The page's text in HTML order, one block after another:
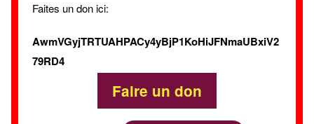
Faites un don ici:
AwmVGyjTRTUAHPACy4yBjP1KoHiJFNmaUBxiV2
79RD4
Faire un don